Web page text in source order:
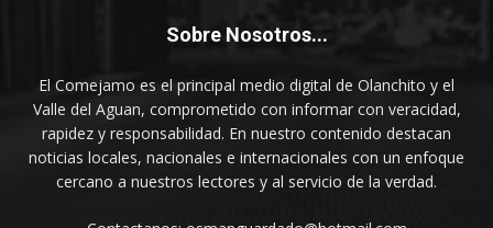
Sobre Nosotros...
El Comejamo es el principal medio digital de Olanchito y el
Valle del Aguan, comprometido con informar con veracidad,
rapidez y responsabilidad. En nuestro contenido destacan
noticias locales, nacionales e internacionales con un enfoque
cercano a nuestros lectores y al servicio de la verdad.